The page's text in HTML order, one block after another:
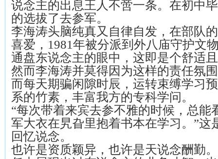
说念主的出息王人不啻一条。在初中
的选拔了去参军。
李海涛头脑纯真又自律自发，在部队
喜爱，1981年被分派到外八庙守护文
通盘东说念主的眼中，这即是个舒适
然而李海涛并莫得因为这样的责任氛
而每天期骗闲隙时辰，运转束缚学习
系的竹素，丰富我方的专科学问。
“每次带着来宾去参不雅的时候，总能
军大衣在旯旮里抱着书本在学习。”这
回忆说念。
也许是资质颖异，也许是天说念酬勤